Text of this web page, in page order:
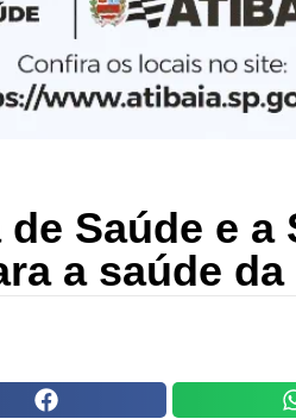
Saúde e a
a saúde